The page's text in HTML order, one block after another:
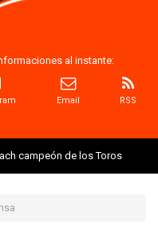
al instante:
Email RSS
campeón de los Toros